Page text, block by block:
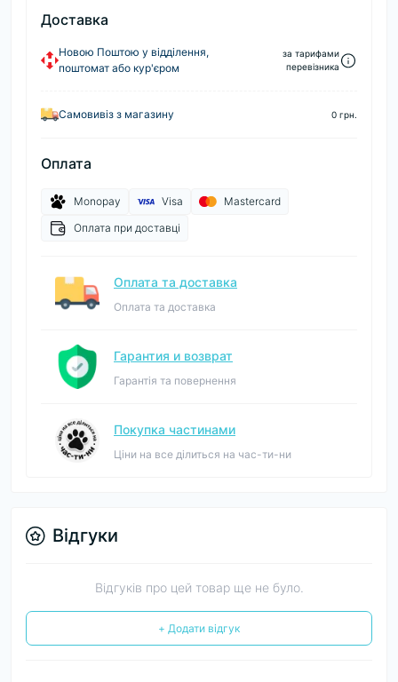
Доставка
Новою Поштою у відділення,
поштомат або кур'єром
за тарифами
перевізника
Самовивіз з магазину 0 грн.
Оплата
Monopay Visa
Mastercard
Оплата при доставці
Оплата та доставка
Оплата та доставка
Гарантия и возврат
Гарантія та повернення
Покупка частинами
Ціни на все ділиться на час-ти-ни
Відгуки
Відгуків про цей товар ще не було.
+ Додати відгук